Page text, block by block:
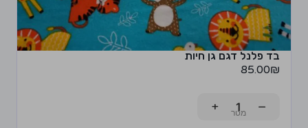
בד פלנל דגם גן חיות
85.00₪
−
+